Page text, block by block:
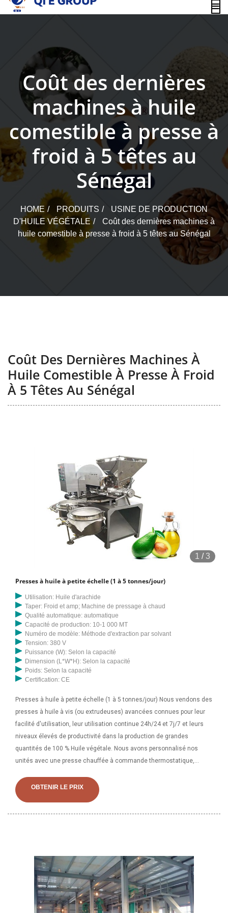
content
Coût des dernières
machines à huile
comestible à presse à
froid à 5 têtes au
Sénégal
HOME PRODUITS
USINE DE PRODUCTION
D'HUILE VÉGÉTALE
Coût des dernières machines à
huile comestible à presse à froid à 5 têtes au Sénégal
Coût Des Dernières Machines À
Huile Comestible À Presse À Froid
À 5 Têtes Au Sénégal
1 /3
Presses à huile à petite échelle (1 à 5 tonnes/jour)
Utilisation: Huile d'arachide
Taper: Froid et amp; Machine de pressage à chaud
Qualité automatique: automatique
Capacité de production: 10-1 000 MT
Numéro de modèle: Méthode d'extraction par solvant
Tension: 380 V
Puissance (W): Selon la capacité
Dimension (L*W*H): Selon la capacité
Poids: Selon la capacité
Certification: CE
Presses à huile à petite échelle (1 à 5 tonnes/jour) Nous vendons des
presses à huile à vis (ou extrudeuses) avancées connues pour leur
facilité d'utilisation, leur utilisation continue 24h/24 et 7j/7 et leurs
niveaux élevés de productivité dans la production de grandes
quantités de 100 % Huile végétale. Nous avons personnalisé nos
unités avec une presse chauffée à commande thermostatique,
l'huile, machine Tel ghani, machine Power ghani, machine ghani en
bois disponible avec système d'engrenage à graisse ou à huile.
des élévateurs manuels peut coûter au moins 5 500 $ ou plus. Dans
la plupart des cas, différents choix d’équipements, différents
processus de production de pétrole et d’autres facteurs peuvent
déterminer le prix final. Si vous souhaitez en savoir plus sur la
configuration de l'usine de transformation d'huile comestible, y
OBTENIR LE PRIX